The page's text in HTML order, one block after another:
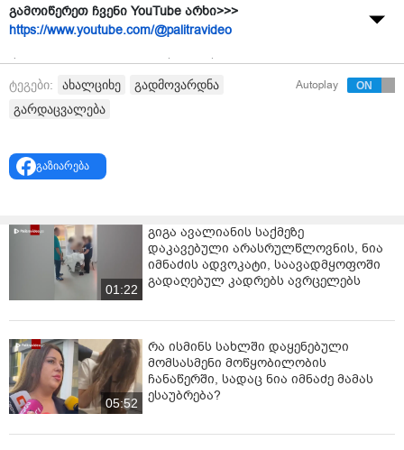
გამოიწერეთ ჩვენი YouTube არხი>>>
https://www.youtube.com/@palitravideo
ქალი, რომელიც გუშინ, ახალციხეში, მე-5
სართულიდან გადმოვარდა, კლინიკაში
გარდაიცვალა. ინფორმაციას ადგილობირივი მედია
"სამხრეთის კარიბჭე"
გამოცემის ცნობით, შემთხვევა კოსტავას ქუჩაზ, ე.წ.
ხუთსართულიანების დასახლებაში მოხდა.
სიცოცხლისთვის შეუთავსებელი დაზიანებები
აღმოაჩნდა.
"შემოიყვანეს ცოცხალი, მაგრამ უგონო
მდგომარეობაში იყო. ჩაუტარდა კვლევები,
განუცხადა სამედიცინო დაწესებულების კლინიკურმა
მენეჯერმა მზია კაკოშვილმა "სამხრეთის კარიბჭეს".
გარდაცვლილი ლია გელაშვილია.
ტეგები: ახალციხე
გადმოვარდნა
გარდაცვალება
Autoplay
გაზიარება
01:22
გიგა ავალიანის საქმეზე
დაკავებული არასრულწლოვნის, ნია
იმნაძის ადვოკატი, საავადმყოფოში
გადაღებულ კადრებს ავრცელებს
05:52
რა ისმინს სახლში დაყენებული
მომსასმენი მოწყობილობის
ჩანაწერში, სადაც ნია იმნაძე მამას
ესაუბრება?